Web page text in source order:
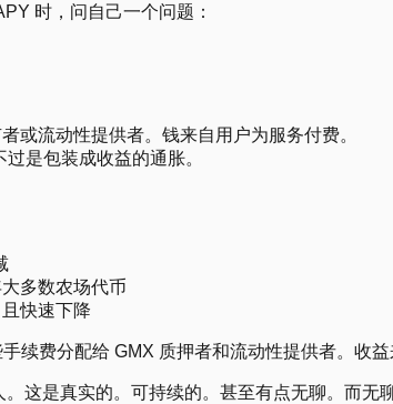
时，问自己一个问题：
或流动性提供者。钱来自用户为服务付费。
是包装成收益的通胀。
多数农场代币
快速下降
续费分配给 GMX 质押者和流动性提供者。收
这是真实的。可持续的。甚至有点无聊。而无